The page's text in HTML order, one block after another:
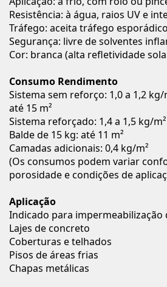
Resistência: à água, raios UV e
Tráfego: aceita tráfego
Segurança: livre de solventes
Cor: branca (alta refletividade
Consumo Rendimento
Sistema sem reforço: 1,0 a 1,2
até 15 m²
Sistema reforçado: 1,4 a 1,5 kg/
Balde de 15 kg: até 11 m²
Camadas adicionais: 0,4 kg/m²
(Os consumos podem variar
porosidade e condições de
Aplicação
Indicado para impermeabilização
Lajes de concreto
Coberturas e telhados
Pisos de áreas frias
Chapas metálicas